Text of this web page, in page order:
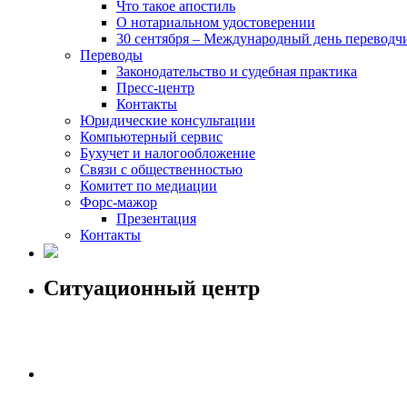
Что такое апостиль
О нотариальном удостоверении
30 сентября – Международный день
Переводы
Законодательство и судебная практика
Пресс-центр
Контакты
Юридические консультации
Компьютерный сервис
Бухучет и налогообложение
Связи с общественностью
Комитет по медиации
Форс-мажор
Презентация
Контакты
Ситуационный центр